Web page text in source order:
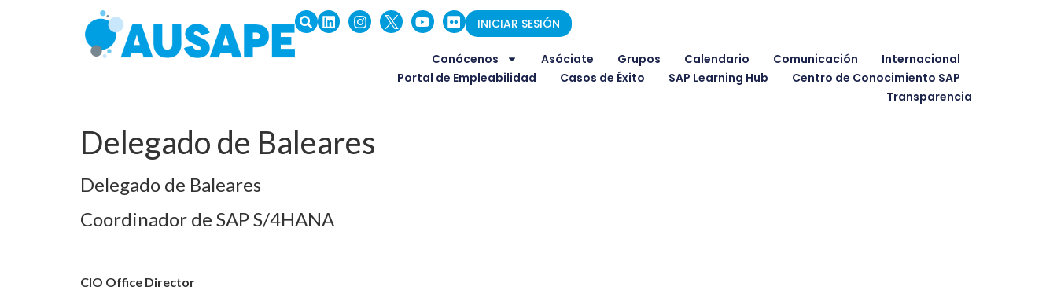
INICIAR SESIÓN
Conócenos Asóciate Grupos Calendario Comunicación
Internacional
Portal de Empleabilidad
Casos de Éxito SAP Learning Hub
Centro de Conocimiento SAP
Transparencia
Delegado de Baleares
Delegado de Baleares
Coordinador de SAP S/4HANA
CIO Office Director